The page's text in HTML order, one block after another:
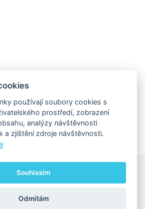
Matematicko-fyzikální fakulta
zodpovídá:
používají soubory cookies s
prostředí, zobrazení
analýzy návštěvnosti
a zjištění zdroje návštěvnosti.
Souhlasím
Odmítám